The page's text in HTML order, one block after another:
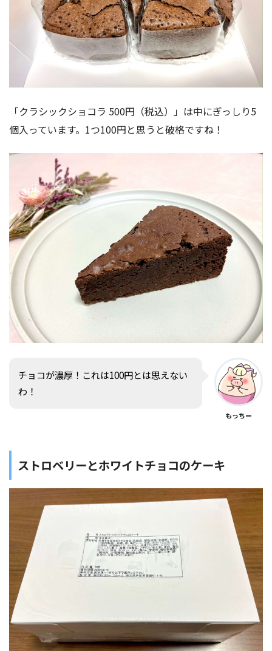
「クラシックショコラ 500円（税込）」は中にぎっしり5
個入っています。1つ100円と思うと破格ですね！
チョコが濃厚！これは100円とは思えない
わ！
もっちー
ストロベリーとホワイトチョコのケーキ